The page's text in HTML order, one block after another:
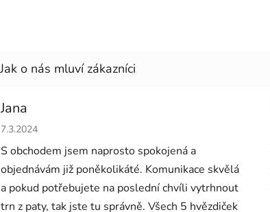
Jana
Hodnocení obchodu je 5 z 5 hvězdiček.
7.3.2024
S obchodem jsem naprosto spokojená a
objednávám již poněkolikáté. Komunikace skvělá
a pokud potřebujete na poslední chvíli vytrhnout
trn z paty, tak jste tu správně. Všech 5 hvězdiček